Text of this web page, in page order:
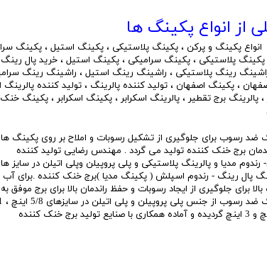
از انواع پکینگ ها
انواع پکینگ و پرکن ، پکینگ پلاستیکی ، پکینگ استیل ، پکینگ
پکینگ پلاستیکی ، پکینگ سرامیکی ، پکینگ استیل ، خرید پال رینگ
رینگ پلاستیکی ، راشینگ رینگ استیل ، راشینگ رینگ
، پکینگ اصفهان ، تولید کننده پالرینگ ، تولید کننده
، پالرینگ برج تقطیر ، پالرینگ اسکرابر ، پکینگ اسکرابر ، پکینگ خنک
ضد رسوب برای جلوگیری از تشکیل رسوبات و املاح بر روی پکینگ
برج خنک کننده تولید می گردد . مهندس رضایی تولید کننده
مدیا و پالرینگ پلاستیکی و پلی پروپیلن وپلی اتیلن در سایز
پال رینگ - رندوم اسپلش ( پکینگ مدیا )برج خنک کننده .برای آب
برای جلوگیری از ایجاد رسوبات و حفظ راندمان بالا برای برج موفق به
تولید پکینگ پال رینگ ضد رسوب از
اینچ ، 1.5 اینچ ، 2 اینچ و 3 اینچ گردیده و آماده همکاری با صنایع تولید برج خنک کننده